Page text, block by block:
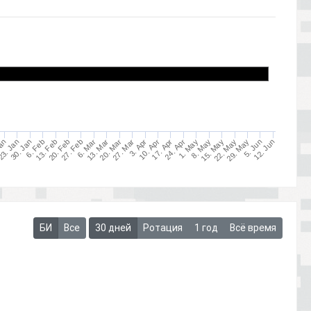
Jan
30. Jan6. Feb13. Feb20. Feb27. Feb6. Mar13. Mar20. Mar27. Mar3. Apr10. Apr17. Apr24. Apr1. May8. May
15. May22. May29. May5. Jun12. Jun
БИ Все 30 дней Ротация 1 год Всё время